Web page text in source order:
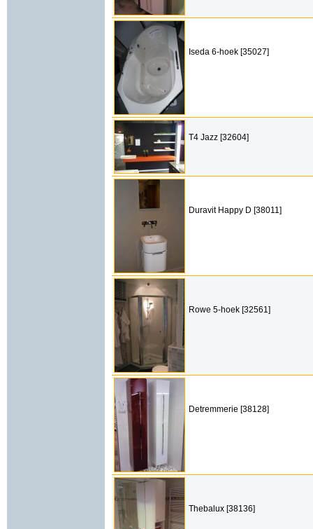
Iseda 6-hoek [35027]
T4 Jazz [32604]
Duravit Happy D [38011]
Rowe 5-hoek [32561]
Detremmerie [38128]
Thebalux [38136]